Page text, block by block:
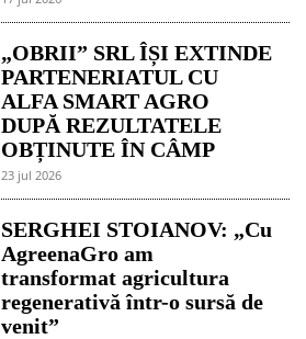
„OBRII” SRL ÎȘI EXTINDE
PARTENERIATUL CU
ALFA SMART AGRO
DUPĂ REZULTATELE
OBȚINUTE ÎN CÂMP
23 jul 2026
SERGHEI STOIANOV: „Cu
AgreenaGro am
transformat agricultura
regenerativă într-o sursă de
venit”